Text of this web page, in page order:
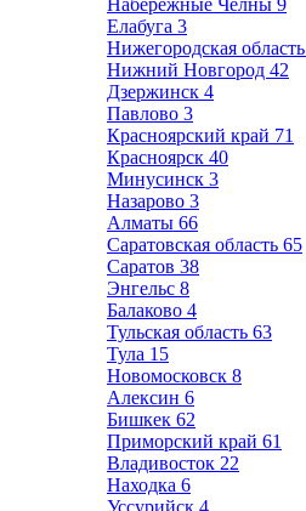
Набережные Челны 9
Елабуга 3
Нижегородская область
Нижний Новгород 42
Дзержинск 4
Павлово 3
Красноярский край 71
Красноярск 40
Минусинск 3
Назарово 3
Алматы 66
Саратовская область 65
Саратов 38
Энгельс 8
Балаково 4
Тульская область 63
Тула 15
Новомосковск 8
Алексин 6
Бишкек 62
Приморский край 61
Владивосток 22
Находка 6
Уссурийск 4